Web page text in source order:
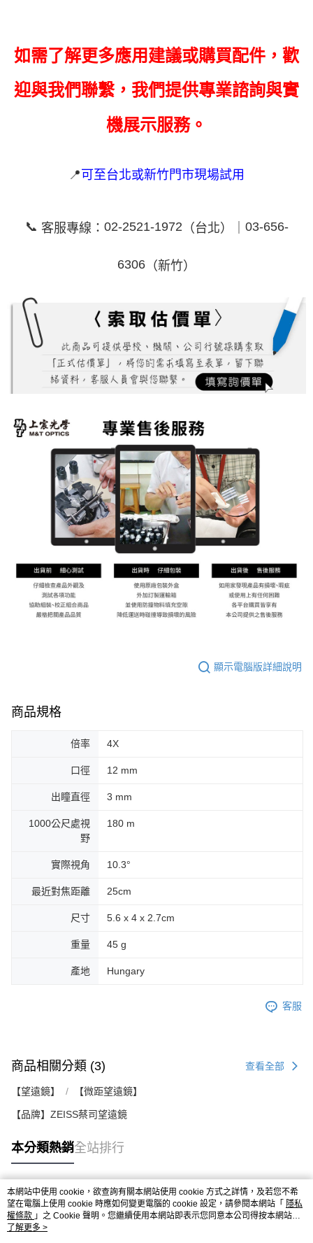
如需了解更多應用建議或購買配件，歡
迎與我們聯繫，我們提供專業諮詢與實
機展示服務。
📍可至台北或新竹門市現場試用
📞 客服專線： 02-2521-1972 （台北）｜ 03-656-
6306 （新竹）
顯示電腦版詳細說明
商品規格
倍率 4X
口徑 12 mm
出瞳直徑 3 mm
1000公尺處視
野
180 m
實際視角 10.3°
最近對焦距離 25cm
尺寸 5.6 x 4 x 2.7cm
重量 45 g
產地 Hungary
客服
商品相關分類 (3) 查看全部
【望遠鏡】 【微距望遠鏡】
【品牌】ZEISS蔡司望遠鏡
本分類熱銷全站排行
熱門標籤
本網站中使用 cookie，欲查詢有關本網站使用 cookie 方式之詳情，及若您不希
望在電腦上使用 cookie 時應如何變更電腦的 cookie 設定，請參閱本網站「 隱私
權條款 」之 Cookie 聲明。您繼續使用本網站即表示您同意本公司得按本網站使
用條款之 Cookie 聲明使用 cookie。
了解更多 >